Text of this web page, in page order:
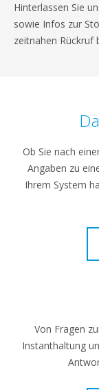
Hinterlassen Sie
sowie Infos zur
zeitnahen Rückruf
Ob Sie nach
Angaben zu
Ihrem System
Von Fragen
Instanthaltung